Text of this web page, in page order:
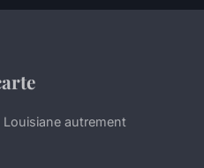
autrement